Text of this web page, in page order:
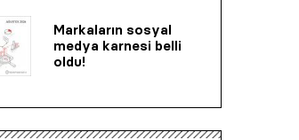
Markaların sosyal
medya karnesi belli
oldu!